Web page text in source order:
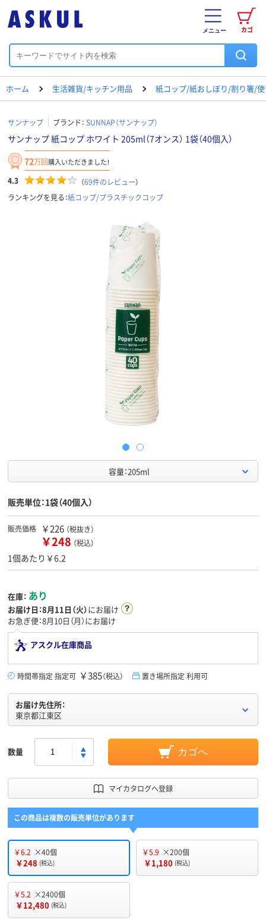
カゴ
メニュー
ホーム 生活雑貨/キッチン用品 紙コップ/紙おしぼり/割り箸/
サンナップ ブランド： SUNNAP（サンナップ）
サンナップ 紙コップ ホワイト 205ml（7オンス） 1袋（40個入）
72万回購入いただきました！
4.3 （69件のレビュー）
ランキングを見る：紙コップ/プラスチックコップ
容量：205ml
販売単位：1袋（40個入）
販売価格 ￥226 （税抜き）
￥248 （税込）
1個あたり￥6.2
在庫： あり
お届け日：8月11日（火）にお届け
お急ぎ便：8月10日（月）にお届け
アスクル在庫商品
時間帯指定 指定可 ￥385（税込） 置き場所指定 利用可
お届け先住所：
東京都江東区
数量 カゴへ
マイカタログへ登録
この商品は複数の販売単位があります
￥6.2 ×40個
￥248 (税込)
￥5.9 ×200個
￥1,180 (税込)
￥5.2 ×2400個
￥12,480 (税込)